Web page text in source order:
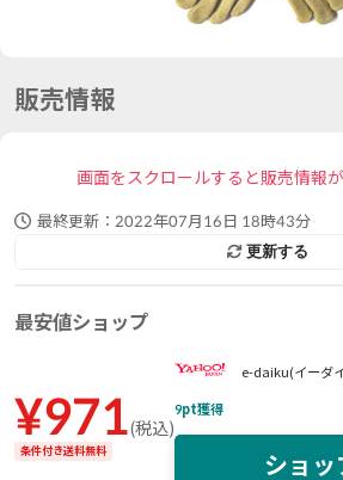
販売情報
画面をスクロールすると販売情報が
最終更新： 2022年07月16日 18時43分
更新する
最安値ショップ
¥971(税込)
条件付き送料無料
e-daiku(イーダ
9pt獲得
ショッ